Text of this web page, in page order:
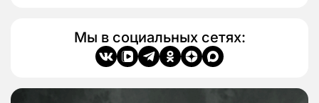
Мы в социальных сетях: